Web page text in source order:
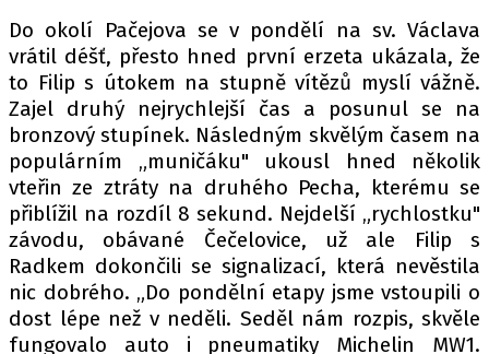
Do okolí Pačejova se v pondělí na sv. Václava
vrátil déšť, přesto hned první erzeta ukázala, že
to Filip s útokem na stupně vítězů myslí vážně.
Zajel druhý nejrychlejší čas a posunul se na
bronzový stupínek. Následným skvělým časem na
populárním „muničáku" ukousl hned několik
vteřin ze ztráty na druhého Pecha, kterému se
přiblížil na rozdíl 8 sekund. Nejdelší „rychlostku"
závodu, obávané Čečelovice, už ale Filip s
Radkem dokončili se signalizací, která nevěstila
nic dobrého. „Do pondělní etapy jsme vstoupili o
dost lépe než v neděli. Seděl nám rozpis, skvěle
fungovalo auto i pneumatiky Michelin MW1.